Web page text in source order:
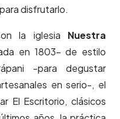
disfrutarlo.
la iglesia Nuestra
en 1803– de estilo
-para degustar
en serio-, el
El Escritorio, clásicos